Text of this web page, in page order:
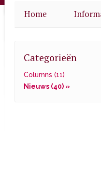
Home
Categorieën
Columns (11)
Nieuws (40) »